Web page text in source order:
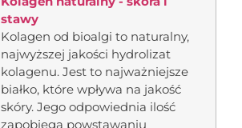
stawy
Kolagen od bioalgi to naturalny,
najwyższej jakości hydrolizat
kolagenu. Jest to najważniejsze
białko, które wpływa na jakość
skóry. Jego odpowiednia ilość
zapobiega powstawaniu